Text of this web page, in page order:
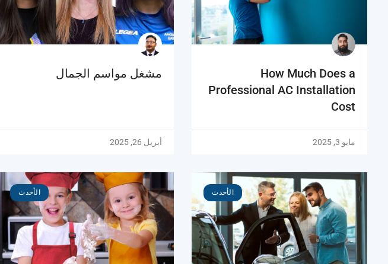
How Much Does a
Professional AC Installation
Cost
مايو 3, 2025
مشغل مواسم الجمال
أبريل 26, 2025
الأحدث الأحدث